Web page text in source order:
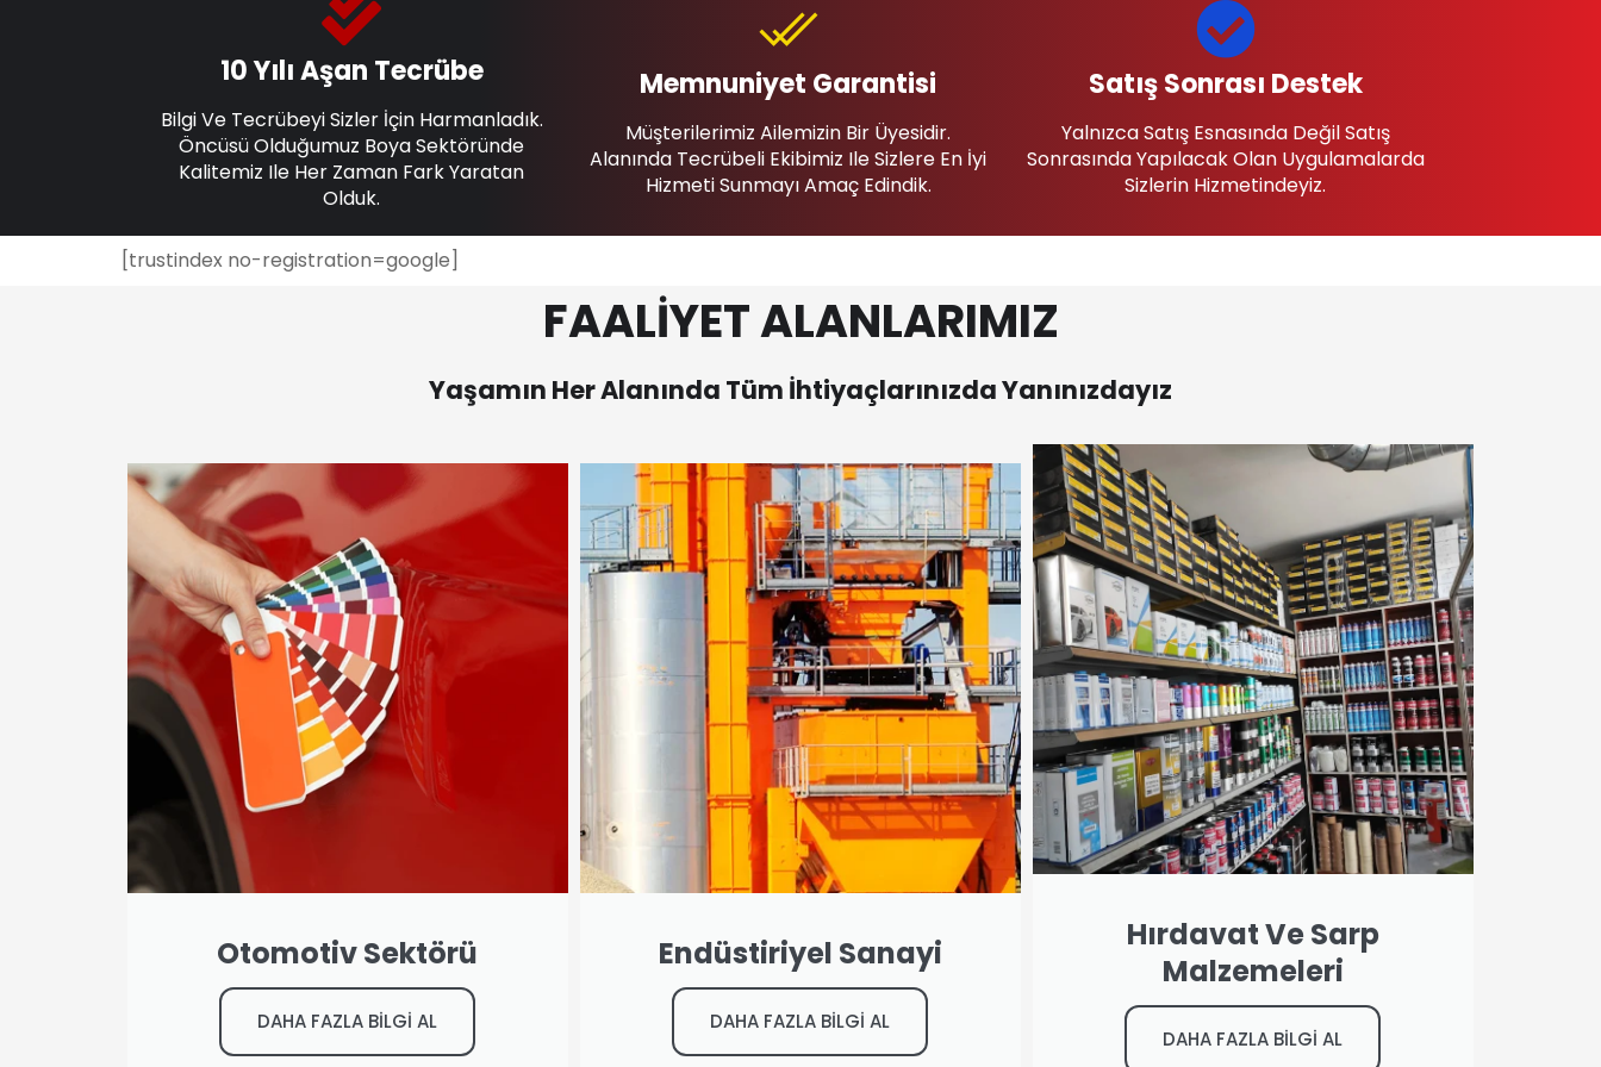
10 Yılı Aşan Tecrübe
Bilgi Ve Tecrübeyi Sizler İçin Harmanladık.
Öncüsü Olduğumuz Boya Sektöründe
Kalitemiz Ile Her Zaman Fark Yaratan
Olduk.
Memnuniyet Garantisi
Müşterilerimiz Ailemizin Bir Üyesidir.
Alanında Tecrübeli Ekibimiz Ile Sizlere En İyi
Hizmeti Sunmayı Amaç Edindik.
Satış Sonrası Destek
Yalnızca Satış Esnasında Değil Satış
Sonrasında Yapılacak Olan Uygulamalarda
Sizlerin Hizmetindeyiz.
[trustindex no-registration=google]
FAALİYET ALANLARIMIZ
Yaşamın Her Alanında Tüm İhtiyaçlarınızda Yanınızdayız
Otomotiv Sektörü
DAHA FAZLA BİLGİ AL
Endüstiriyel Sanayi
DAHA FAZLA BİLGİ AL
Hırdavat Ve Sarp
Malzemeleri
DAHA FAZLA BİLGİ AL